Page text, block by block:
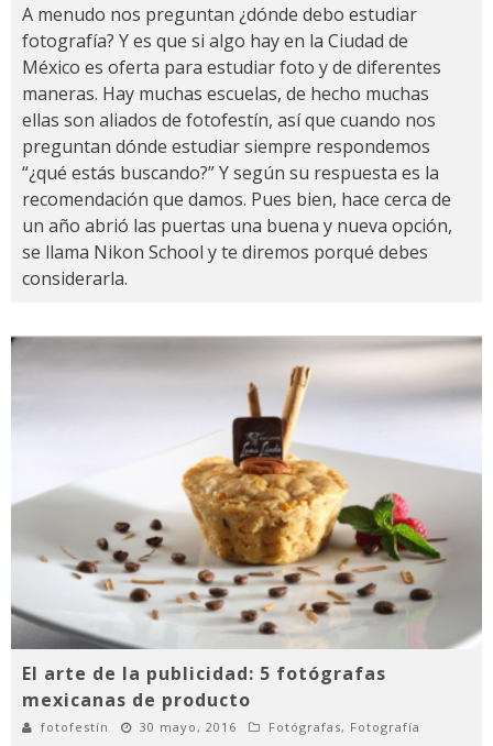
A menudo nos preguntan ¿dónde debo estudiar
fotografía? Y es que si algo hay en la Ciudad de
México es oferta para estudiar foto y de diferentes
maneras. Hay muchas escuelas, de hecho muchas
ellas son aliados de fotofestín, así que cuando nos
preguntan dónde estudiar siempre respondemos
“¿qué estás buscando?” Y según su respuesta es la
recomendación que damos. Pues bien, hace cerca de
un año abrió las puertas una buena y nueva opción,
se llama Nikon School y te diremos porqué debes
considerarla.
El arte de la publicidad: 5 fotógrafas
mexicanas de producto
fotofestín 30 mayo, 2016 Fotógrafas, Fotografía